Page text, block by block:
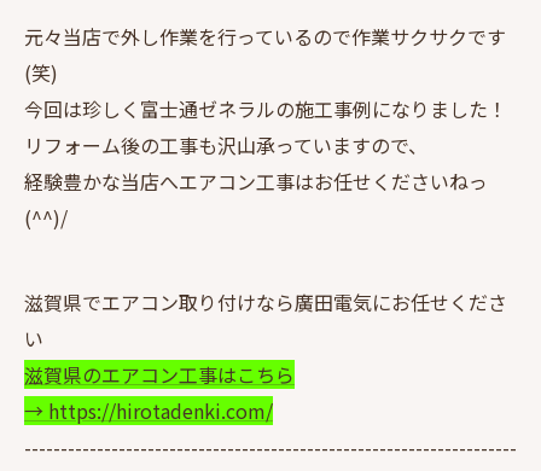
元々当店で外し作業を行っているので作業サクサクです
(笑)
今回は珍しく富士通ゼネラルの施工事例になりました！
リフォーム後の工事も沢山承っていますので、
経験豊かな当店へエアコン工事はお任せくださいねっ
(^^)/
滋賀県でエアコン取り付けなら廣田電気にお任せくださ
い
滋賀県のエアコン工事はこちら
→ https://hirotadenki.com/
--------------------------------------------------------------------